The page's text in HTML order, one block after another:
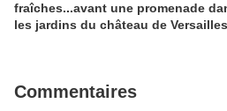
fraîches...avant une promenade
les jardins du château de
Commentaires